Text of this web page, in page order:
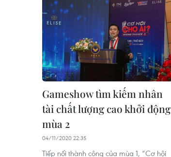
Gameshow tìm kiếm nhân
tài chất lượng cao khởi động
mùa 2
04/11/2020 22:35
Tiếp nối thành công của mùa 1, “Cơ hội